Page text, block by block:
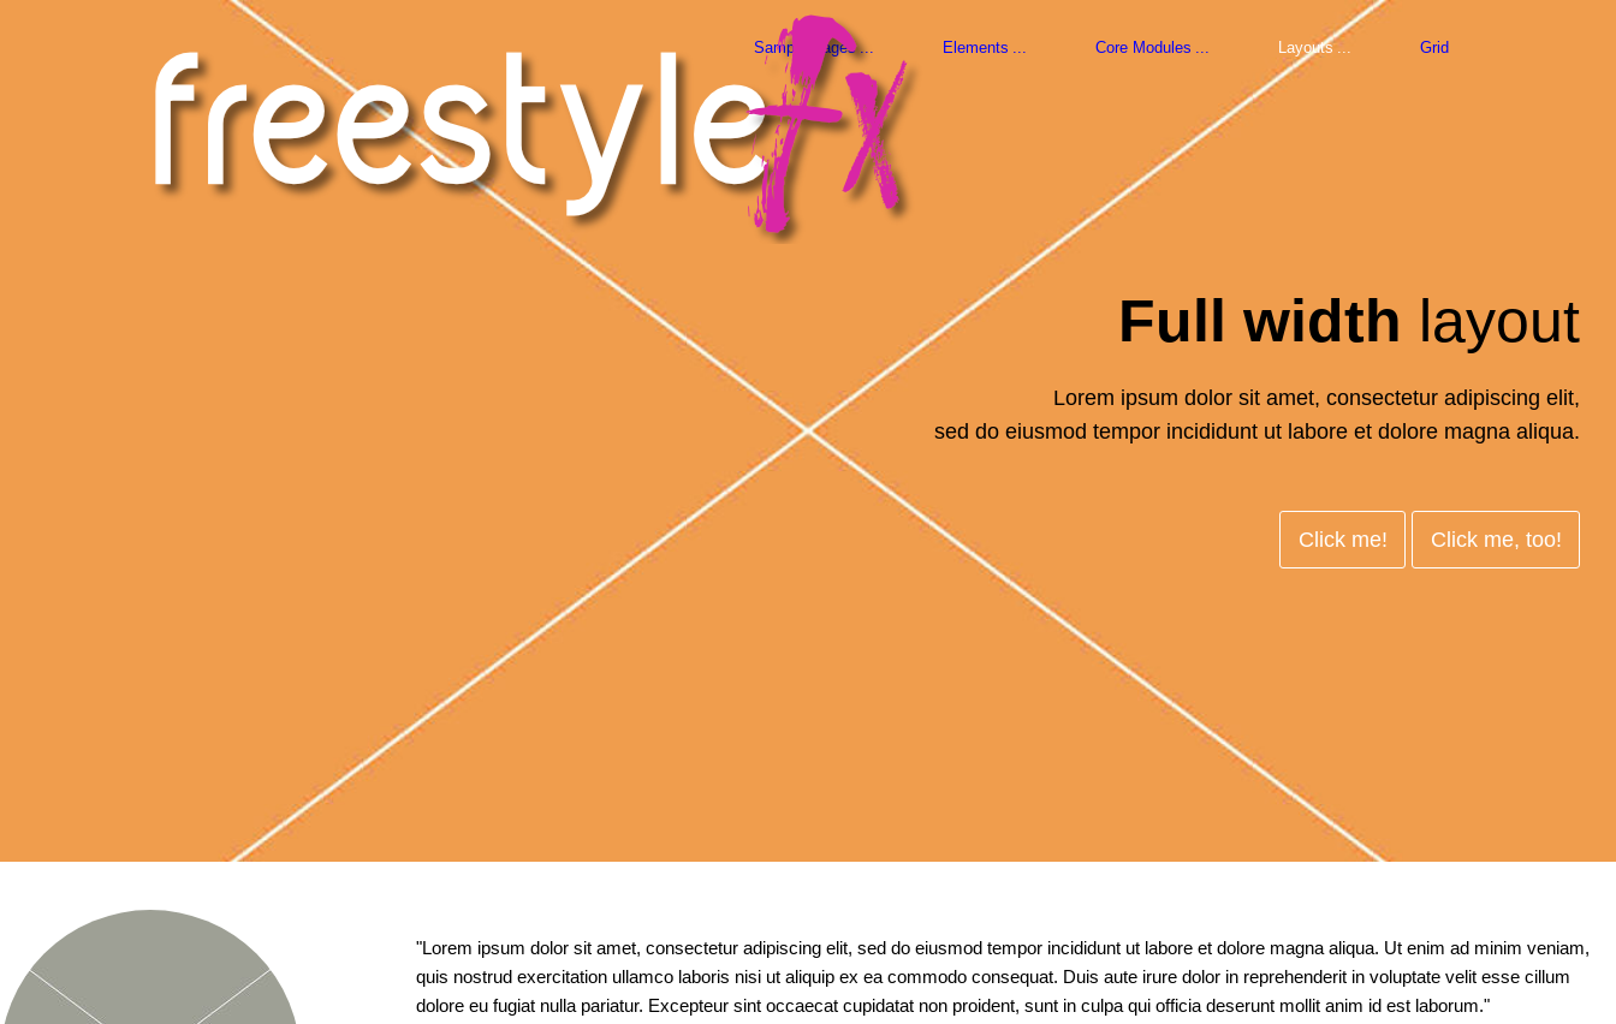
Sample Pages Elements Core Modules Layouts Grid
Full width layout
Lorem ipsum dolor sit amet, consectetur adipiscing elit,
sed do eiusmod tempor incididunt ut labore et dolore magna aliqua.
Click me! Click me, too!
"Lorem ipsum dolor sit amet, consectetur adipiscing elit, sed do eiusmod tempor incididunt ut labore et dolore magna aliqua. Ut enim ad minim veniam,
quis nostrud exercitation ullamco laboris nisi ut aliquip ex ea commodo consequat. Duis aute irure dolor in reprehenderit in voluptate velit esse cillum
dolore eu fugiat nulla pariatur. Excepteur sint occaecat cupidatat non proident, sunt in culpa qui officia deserunt mollit anim id est laborum."